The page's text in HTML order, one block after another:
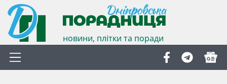
новини, плітки та поради